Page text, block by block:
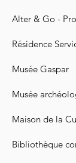
Alter & Go -
Résidence
Musée Gaspar
Musée
Maison de la
Bibliothèque